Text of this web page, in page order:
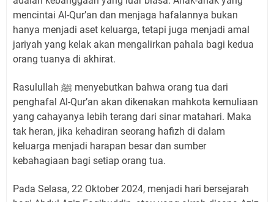
mencintai Al-Qur’an dan menjaga hafalannya bukan
hanya menjadi aset keluarga, tetapi juga menjadi amal
jariyah yang kelak akan mengalirkan pahala bagi kedua
orang tuanya di akhirat.
Rasulullah ﷺ menyebutkan bahwa orang tua dari
penghafal Al-Qur’an akan dikenakan mahkota kemuliaan
yang cahayanya lebih terang dari sinar matahari. Maka
tak heran, jika kehadiran seorang hafizh di dalam
keluarga menjadi harapan besar dan sumber
kebahagiaan bagi setiap orang tua.
Pada Selasa, 22 Oktober 2024, menjadi hari bersejarah